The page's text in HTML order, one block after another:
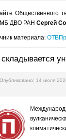
Общественного
ДВО РАН Сергей
материала:
складывается
Опубликовано: 14 июля